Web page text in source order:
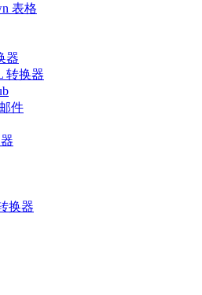
表格
器
转换器
件
换器